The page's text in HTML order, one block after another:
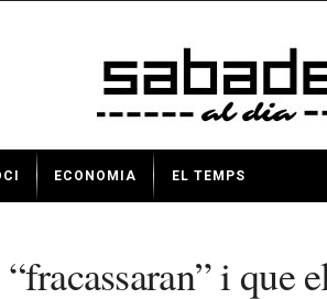
ECONOMIA EL TEMPS
i que